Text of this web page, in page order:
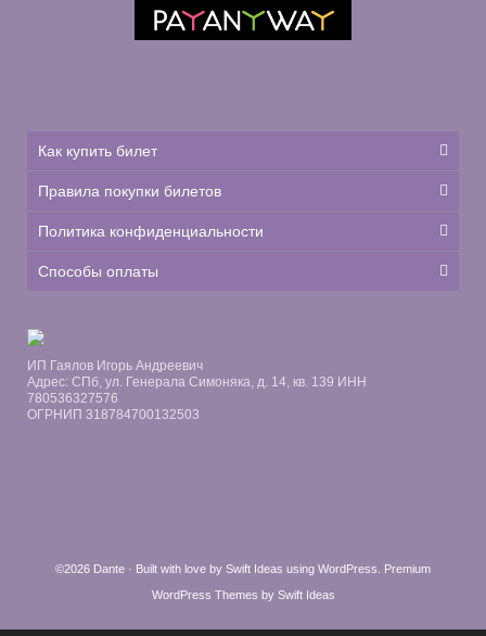
Как купить билет
Правила покупки билетов
Политика конфиденциальности
Способы оплаты
ИП Гаялов Игорь Андреевич
Адрес: СПб, ул. Генерала Симоняка, д. 14, кв. 139 ИНН
780536327576
ОГРНИП 318784700132503
©2026 Dante · Built with love by Swift Ideas using WordPress
Premium
WordPress Themes by Swift Ideas